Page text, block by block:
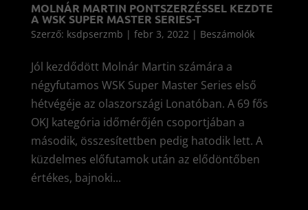
MOLNÁR MARTIN PONTSZERZÉSSEL KEZDTE
A WSK SUPER MASTER SERIES-T
Szerző: ksdpserzmb | febr 3, 2022| Beszámolók
Jól kezdődött Molnár Martin számára a
négyfutamos WSK Super Master Series első
hétvégéje az olaszországi Lonatóban. A 69 fős
OKJ kategória időmérőjén csoportjában a
második, összesítettben pedig hatodik lett. A
küzdelmes előfutamok után az elődöntőben
értékes, bajnoki...